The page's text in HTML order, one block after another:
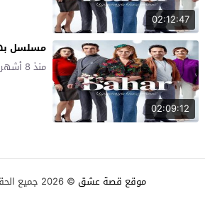
02:12:47
02:09:12
مسلسل
منذ 8 أشهر
موقع قصة عشق © 2026 جميع الحقوق محفوظة.